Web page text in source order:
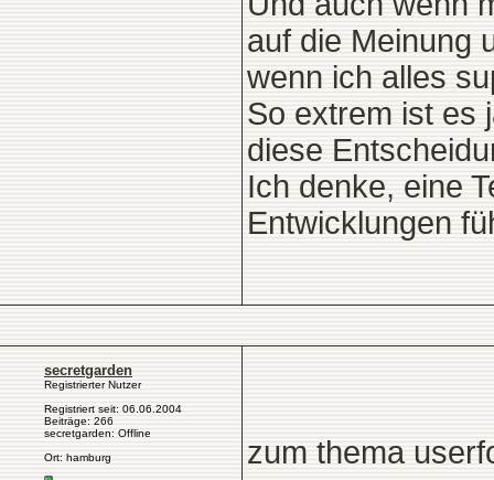
auf die Meinung
wenn ich alles
So extrem ist es
diese
Ich denke, eine
Entwicklungen
secretgarden
Registrierter Nutzer
Registriert seit: 06.06.2004
Beiträge: 266
secretgarden: Offline
Ort: hamburg
zum thema